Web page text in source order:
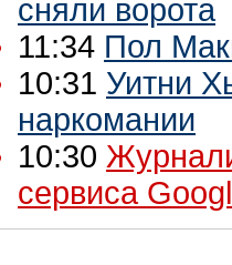
сняли ворота
11:34 Пол
10:31 Уитни
наркомании
10:30
сервиса